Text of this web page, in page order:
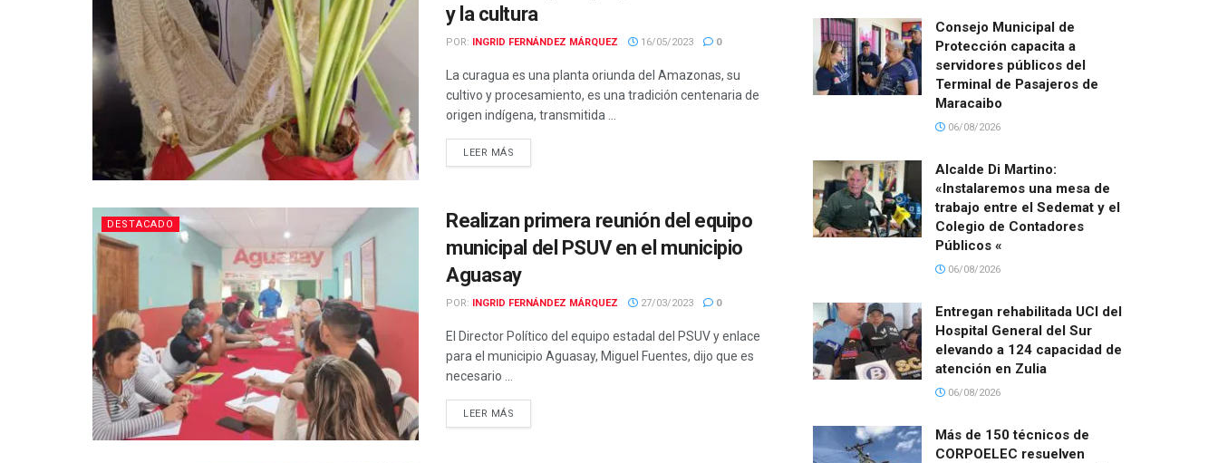
y la cultura
POR: INGRID FERNÁNDEZ MÁRQUEZ 16/05/2023 0
La curagua es una planta oriunda del Amazonas, su
cultivo y procesamiento, es una tradición centenaria de
origen indígena, transmitida ...
LEER MÁS
DESTACADO
Realizan primera reunión del equipo
municipal del PSUV en el municipio
Aguasay
POR: INGRID FERNÁNDEZ MÁRQUEZ 27/03/2023 0
El Director Político del equipo estadal del PSUV y enlace
para el municipio Aguasay, Miguel Fuentes, dijo que es
necesario ...
LEER MÁS
Consejo Municipal de
Protección capacita a
servidores públicos del
Terminal de Pasajeros de
Maracaibo
06/08/2026
Alcalde Di Martino:
«Instalaremos una mesa de
trabajo entre el Sedemat y el
Colegio de Contadores
Públicos «
06/08/2026
Entregan rehabilitada UCI del
Hospital General del Sur
elevando a 124 capacidad de
atención en Zulia
06/08/2026
Más de 150 técnicos de
CORPOELEC resuelven